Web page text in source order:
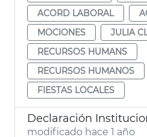
ACORD LABORAL
MOCIONES
JULIA
RECURSOS HUMANS
RECURSOS HUMANOS
FIESTAS LOCALES
modificado hace 1 año